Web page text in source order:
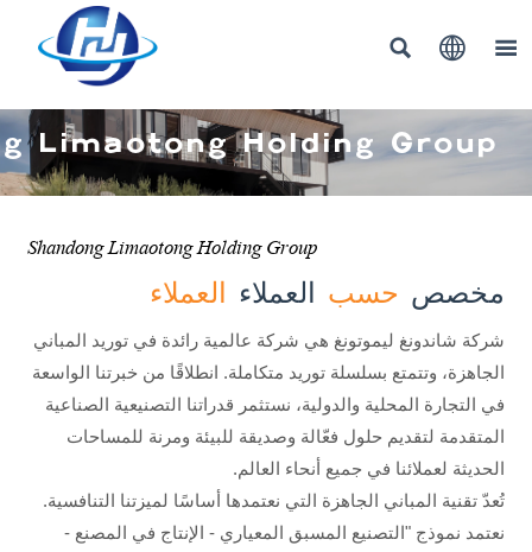
  
Limaotong Holding Group
Shandong Limaotong Holding Group
مخصص حسب العملاء العملاء
شركة شاندونغ ليموتونغ هي شركة عالمية رائدة في توريد المباني
الجاهزة، وتتمتع بسلسلة توريد متكاملة. انطلاقًا من خبرتنا الواسعة
في التجارة المحلية والدولية، نستثمر قدراتنا التصنيعية الصناعية
المتقدمة لتقديم حلول فعّالة وصديقة للبيئة ومرنة للمساحات
الحديثة لعملائنا في جميع أنحاء العالم.
تُعدّ تقنية المباني الجاهزة التي نعتمدها أساسًا لميزتنا التنافسية.
نعتمد نموذج "التصنيع المسبق المعياري - الإنتاج في المصنع -